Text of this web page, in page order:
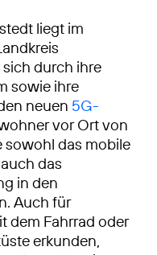
liegt im
durch ihre
sowie ihre
neuen 5G-
vor Ort von
sowohl das mobile
das
in den
Auch für
dem Fahrrad oder
erkunden,